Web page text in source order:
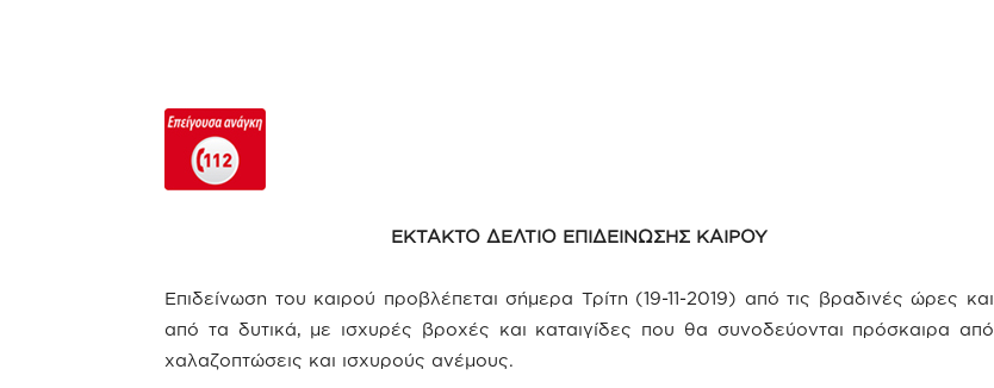
ΕΚΤΑΚΤΟ ΔΕΛΤΙΟ ΕΠΙΔΕΙΝΩΣΗΣ ΚΑΙΡΟΥ
Επιδείνωση του καιρού προβλέπεται σήμερα Τρίτη (19-11-2019) από τις βραδινές ώρες και
από τα δυτικά, με ισχυρές βροχές και καταιγίδες που θα συνοδεύονται πρόσκαιρα από
χαλαζοπτώσεις και ισχυρούς ανέμους.